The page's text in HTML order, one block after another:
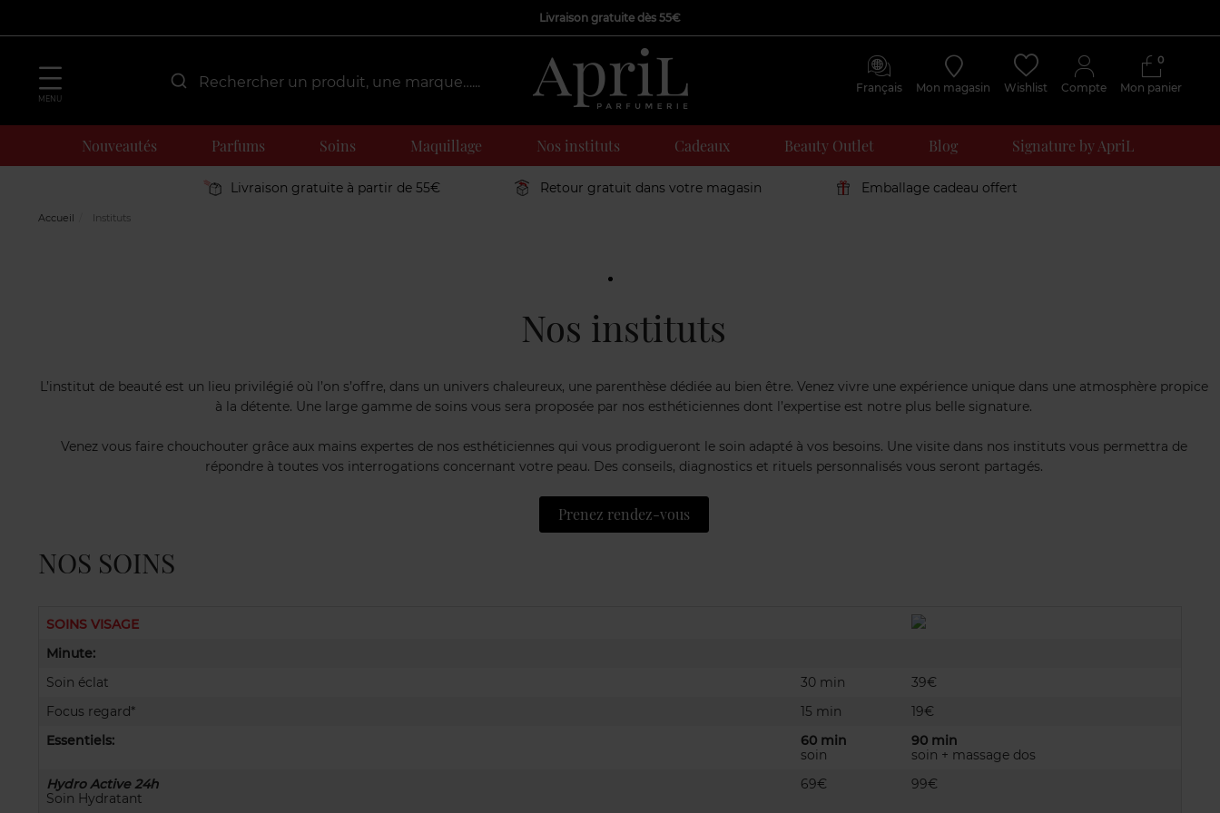
Livraison gratuite dès 55€
MENU
Français Mon magasin Wishlist Compte Mon panier
0
Nouveautés Parfums Soins Maquillage Nos instituts Cadeaux Beauty Outlet Blog Signature by ApriL
Livraison gratuite à partir de 55€ Retour gratuit dans votre magasin Emballage cadeau offert
Accueil Instituts
Nos instituts
L’institut de beauté est un lieu privilégié où l’on s’offre, dans un univers chaleureux, une parenthèse dédiée au bien être. Venez vivre une expérience unique dans une atmosphère propice
à la détente. Une large gamme de soins vous sera proposée par nos esthéticiennes dont l’expertise est notre plus belle signature.
Venez vous faire chouchouter grâce aux mains expertes de nos esthéticiennes qui vous prodigueront le soin adapté à vos besoins. Une visite dans nos instituts vous permettra de
répondre à toutes vos interrogations concernant votre peau. Des conseils, diagnostics et rituels personnalisés vous seront partagés.
Prenez rendez-vous
NOS SOINS
SOINS VISAGE
Minute:
Soin éclat
30 min
39€
Focus regard*
15 min
19€
Essentiels:
60 min
soin
90 min
soin + massage dos
Hydro Active 24h
Soin Hydratant
69€ 99€